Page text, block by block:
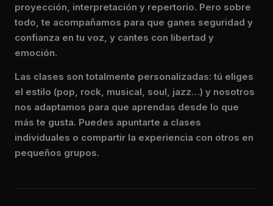
proyección, interpretación y repertorio. Pero sobre
todo, te acompañamos para que ganes seguridad y
confianza en tu voz, y cantes con libertad y
emoción.
Las clases son totalmente personalizadas: tú eliges
el estilo (pop, rock, musical, soul, jazz…) y nosotros
nos adaptamos para que aprendas desde lo que
más te gusta. Puedes apuntarte a clases
individuales o compartir la experiencia con otros en
pequeños grupos.